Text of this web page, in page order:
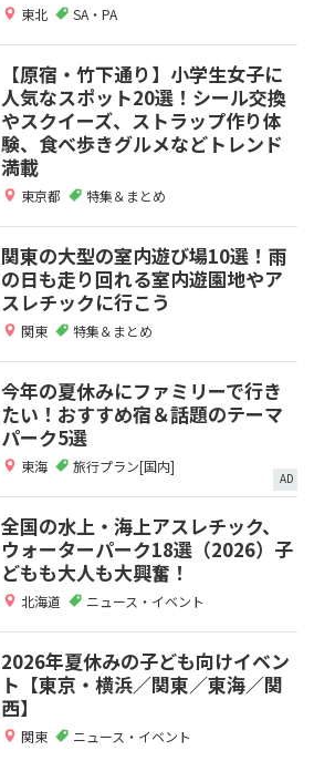
東北 SA・PA
【原宿・竹下通り】小学生女子に
人気なスポット20選！シール交換
やスクイーズ、ストラップ作り体
験、食べ歩きグルメなどトレンド
満載
東京都 特集＆まとめ
関東の大型の室内遊び場10選！雨
の日も走り回れる室内遊園地やア
スレチックに行こう
関東 特集＆まとめ
今年の夏休みにファミリーで行き
たい！おすすめ宿＆話題のテーマ
パーク5選
東海 旅行プラン[国内]
AD
全国の水上・海上アスレチック、
ウォーターパーク18選（2026）子
どもも大人も大興奮！
北海道 ニュース・イベント
2026年夏休みの子ども向けイベン
ト【東京・横浜／関東／東海／関
西】
関東 ニュース・イベント